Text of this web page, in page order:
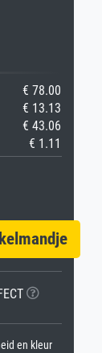
€ 78.00
€ 13.13
€ 43.06
€ 1.11
en kleur